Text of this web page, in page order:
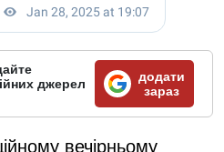
джерел
додати
зараз
вечірньому